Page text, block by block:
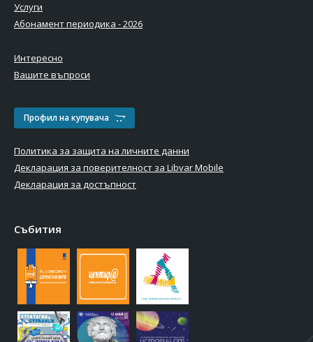
Услуги
Абонамент периодика - 2026
Интересно
Вашите въпроси
Профил на купувача
Политика за защита на личните данни
Декларация за поверителност за Libvar Mobile
Декларация за достъпност
Събития